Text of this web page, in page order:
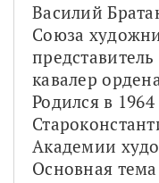
Василий
Союза
кавалер
Родился в
Академии
Основная тема